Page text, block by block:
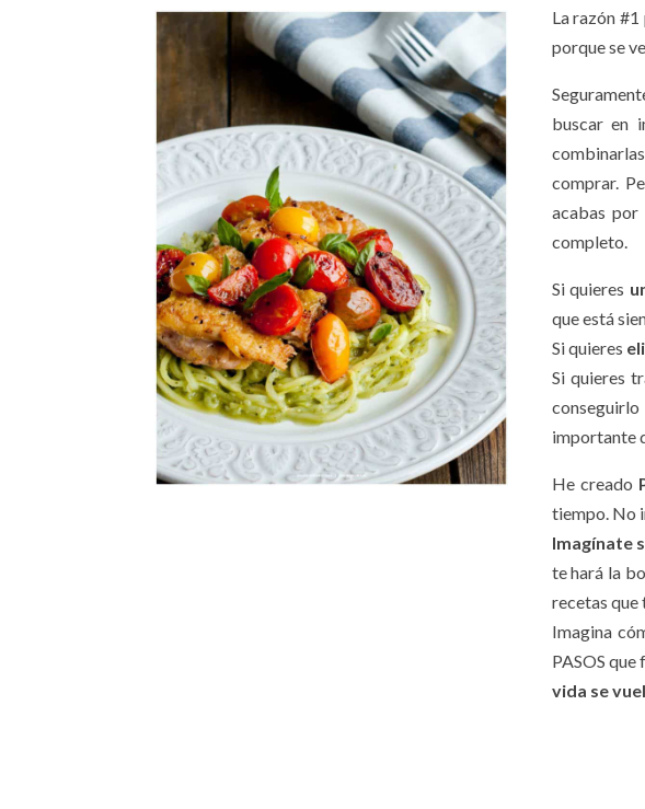
La razón
porque se
buscar en
comprar.
acabas
completo.
Si quieres
que está
Si quieres
Si quieres
importante
He creado
tiempo. No
Imagínate
te hará la
recetas que
Imagina
PASOS que
vida se